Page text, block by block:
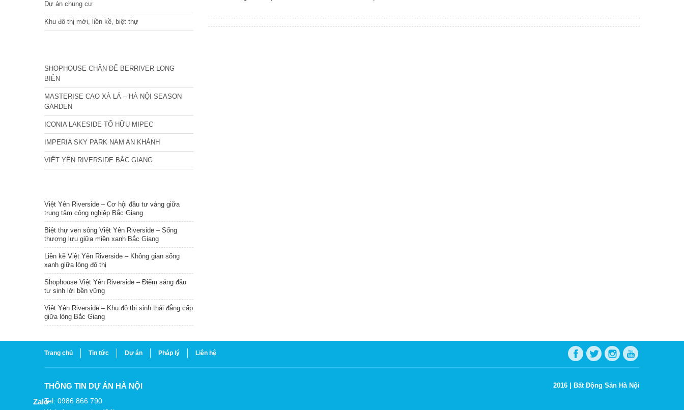
Dự án chung cư
Khu đô thị mới, liền kề, biệt thự
SHOPHOUSE CHÂN ĐẾ BERRIVER LONG
BIÊN
MASTERISE CAO XÀ LÁ – HÀ NỘI SEASON
GARDEN
ICONIA LAKESIDE TỐ HỮU MIPEC
IMPERIA SKY PARK NAM AN KHÁNH
VIỆT YÊN RIVERSIDE BẮC GIANG
Việt Yên Riverside – Cơ hội đầu tư vàng giữa
trung tâm công nghiệp Bắc Giang
Biệt thự ven sông Việt Yên Riverside – Sống
thượng lưu giữa miền xanh Bắc Giang
Liền kề Việt Yên Riverside – Không gian sống
xanh giữa lòng đô thị
Shophouse Việt Yên Riverside – Điểm sáng đầu
tư sinh lời bền vững
Việt Yên Riverside – Khu đô thị sinh thái đẳng cấp
giữa lòng Bắc Giang
Trang chủ Tin tức Dự án Pháp lý Liên hệ
THÔNG TIN DỰ ÁN HÀ NỘI
Tel: 0986 866 790
2016 | Bất Động Sản Hà Nội
Zalo